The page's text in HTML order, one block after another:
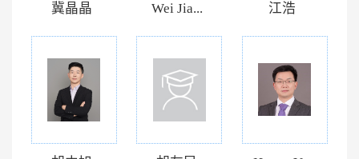
冀晶晶 Wei Jia... 江浩